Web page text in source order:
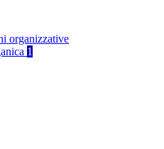
organizzative
1